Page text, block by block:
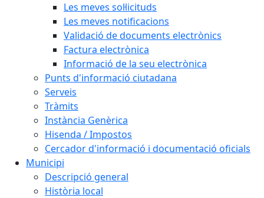
Les meves sol·licituds
Les meves notificacions
Validació de documents electrònics
Factura electrònica
Informació de la seu electrònica
Punts d'informació ciutadana
Serveis
Tràmits
Instància Genèrica
Hisenda / Impostos
Cercador d'informació i documentació oficials
Municipi
Descripció general
Història local